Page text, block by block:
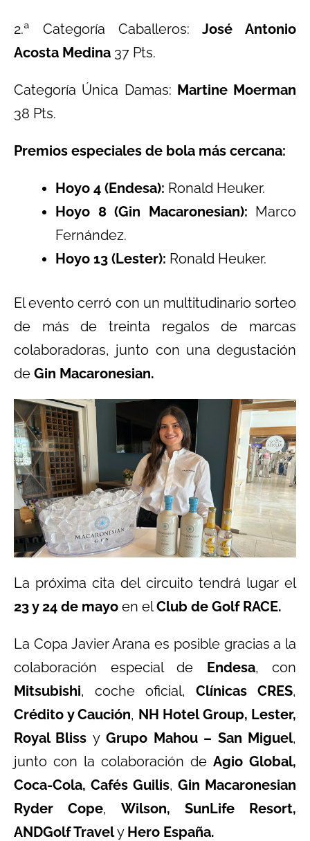
2.ª Categoría Caballeros:José Antonio
Acosta Medina 37 Pts.
Categoría Única Damas: Martine Moerman
38 Pts.
Premios especiales de bola más cercana:
Hoyo 4 (Endesa): Ronald Heuker.
Hoyo 8 (Gin Macaronesian): Marco
Fernández.
Hoyo 13 (Lester): Ronald Heuker.
El evento cerró con un multitudinario sorteo
de más de treinta regalos de marcas
colaboradoras, junto con una degustación
de Gin Macaronesian.
La próxima cita del circuito tendrá lugar el
23 y 24 de mayo en elClub de Golf RACE.
La Copa Javier Arana es posible gracias a la
colaboración especial de Endesa, con
Mitsubishi, coche oficial, Clínicas CRES,
Crédito y Caución, NH Hotel Group, Lester,
Royal Bliss yGrupo Mahou – San Miguel,
junto con la colaboración de Agio Global,
Coca-Cola, Cafés Guilis, Gin Macaronesian
Ryder Cope, Wilson, SunLife Resort,
ANDGolf Travely Hero España.